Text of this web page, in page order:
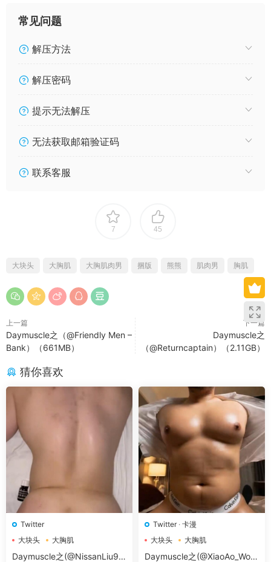
常见问题
解压方法
解压密码
提示无法解压
无法获取邮箱验证码
联系客服
7 45
大块头 大胸肌 大胸肌肉男 捆版 熊熊 肌肉男 胸肌
上一篇
Daymuscle之（@Friendly Men –
Bank）（661MB）
下一篇
Daymuscle之
（@Returncaptain）（2.11GB）
猜你喜欢
Twitter
大块头
大胸肌
大胸肌肉男
Daymuscle之(@NissanLiu98
Twitter· 卡漫
大块头
大胸肌
大胸肌肉男
Daymuscle之(@XiaoAo_Worl